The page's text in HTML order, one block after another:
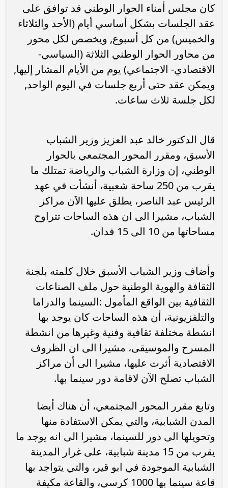
كان مجلس أمناء الحوار الوطني قد توافق على
عقد الجلسات بشكل أساسي أيام (الأحد والثلاثاء
والخميس) من كل أسبوع, ويخصص لكل محور
من محاور الحوار الوطني الثلاثة (السياسي-
الاقتصادي- الاجتماعي) يوم من الأيام المشار إليها,
ويمكن عقد حتى أربع جلسات في اليوم الواحد,
لكل جلسة ثلاث ساعات.
قال الدكتور خالد عبد العزيز وزير الشباب
الأسبق، ومقرر المحور المجتمعي بالحوار
الوطني، إن وزارة الشباب والرياضة تمتلك ما
يقرب من 250 ساحة شعبية، أنشأت في عهد
الرئيس عبد الناصر، يطلق عليها الآن مراكز
الشباب، مشيرا الى ان هذه الساحات تتراوح
مساحاتها من 10 الى 15 فدان.
وأضاف وزير الشباب الأسبق خلال كلمته بلجنة
الثقافة والهوية الوطنية حول ملف الصناعات
الثقافية بين الواقع المأمول :السينما والدراما
والتلفزيونية، أن هذه الساحات كان يوجد بها
انشطة مختلفة ثقافية وفنية وغيرها من انشطة
المسرح والموسيقى، مشيرا الى ان الظروف
الاقتصادية أثرت عليها، مشيرا الى أن مراكز
الشباب تصلح الآن لاقامة دور سينما بها.
وتابع مقرر المحور المجتمعي، أن هناك أيضا
المدن الشبابية، والتي يمكن الاستفادة منها
وتحويلها الى دور للسينما، مشيرا الى انه يوجد ما
يقرب من 15 مدينة شبابية، على غرار المدينة
الشبابية الموجودة في ابو قير، والتي يتواجد بها
قاعة سينما بها 1000 كرسي، والقاعة مكيفة